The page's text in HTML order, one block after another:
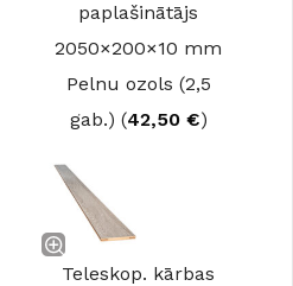
paplašinātājs
2050×200×10 mm
Pelnu ozols (2,5
gab.) (42,50 €)
Teleskop. kārbas